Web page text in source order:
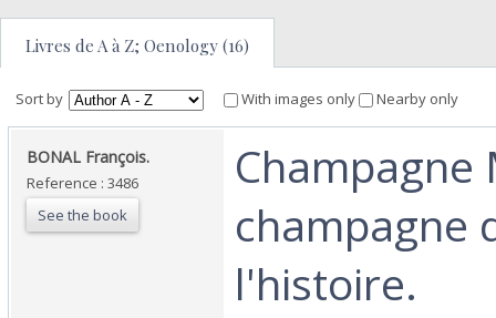
Livres de A à Z; Oenology (16)
Sort by With images only Nearby only
‎BONAL François.‎
Reference : 3486
See the book
‎Champagne
champagne
l'histoire.‎